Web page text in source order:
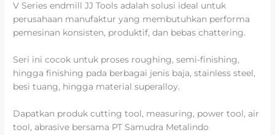
V Series endmill JJ Tools adalah solusi ideal untuk
perusahaan manufaktur yang membutuhkan performa
pemesinan konsisten, produktif, dan bebas chattering.
Seri ini cocok untuk proses roughing, semi-finishing,
hingga finishing pada berbagai jenis baja, stainless steel,
besi tuang, hingga material superalloy.
Dapatkan produk cutting tool, measuring, power tool, air
tool, abrasive bersama PT Samudra Metalindo